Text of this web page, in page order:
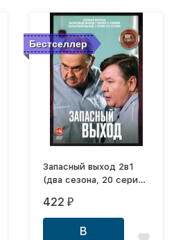
Бестселлер
Запасный выход 2в1
(два сезона, 20 серий,
422 ₽
В